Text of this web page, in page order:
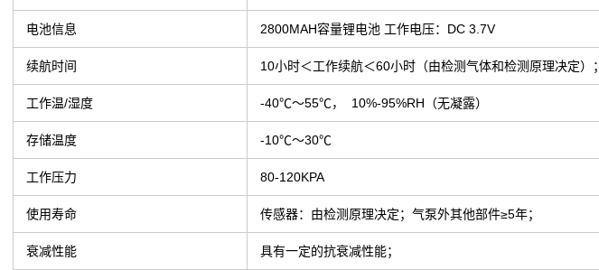
电池信息 2800MAH容量锂电池 工作电压：DC 3.7V
续航时间 10小时＜工作续航＜60小时（由检测气体和检测原理决定）；
工作温/湿度 -40℃～55℃， 10%-95%RH（无凝露）
存储温度 -10℃～30℃
工作压力 80-120KPA
使用寿命 传感器：由检测原理决定；气泵外其他部件≥5年；
衰减性能 具有一定的抗衰减性能；